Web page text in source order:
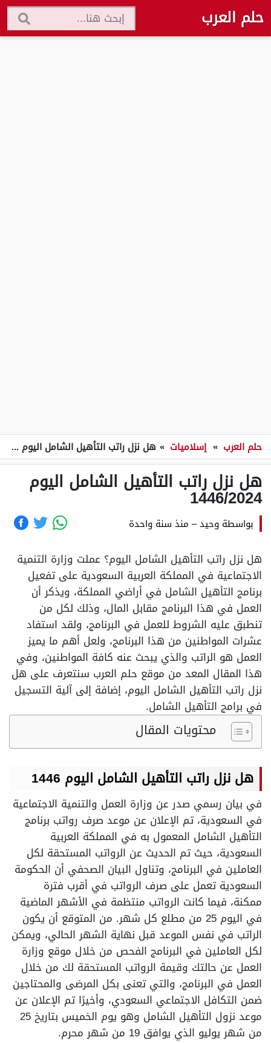
حلم العرب
حلم العرب » إسلاميات » هل نزل راتب التأهيل الشامل اليوم 1446/2024
هل نزل راتب التأهيل الشامل اليوم
1446/2024
بواسطة وحيد– منذ سنة واحدة
هل نزل راتب التأهيل الشامل اليوم؟ عملت وزارة التنمية
الاجتماعية في المملكة العربية السعودية على تفعيل
برنامج التأهيل الشامل في أراضي المملكة، ويذكر أن
العمل في هذا البرنامج مقابل المال، وذلك لكل من
تنطبق عليه الشروط للعمل في البرنامج، ولقد استفاد
عشرات المواطنين من هذا البرنامج، ولعل أهم ما يميز
العمل هو الراتب والذي يبحث عنه كافة المواطنين، وفي
هذا المقال المعد من موقع حلم العرب سنتعرف على هل
نزل راتب التأهيل الشامل اليوم، إضافة إلى آلية التسجيل
في برامج التأهيل الشامل.
محتويات المقال
هل نزل راتب التأهيل الشامل اليوم 1446
في بيان رسمي صدر عن وزارة العمل والتنمية الاجتماعية
في السعودية، تم الإعلان عن موعد صرف رواتب برنامج
التأهيل الشامل المعمول به في المملكة العربية
السعودية، حيث تم الحديث عن الرواتب المستحقة لكل
العاملين في البرنامج، وتناول البيان الصحفي أن الحكومة
السعودية تعمل على صرف الرواتب في أقرب فترة
ممكنة، فيما كانت الرواتب منتظمة في الأشهر الماضية
في اليوم 25 من مطلع كل شهر. من المتوقع أن يكون
الراتب في نفس الموعد قبل نهاية الشهر الحالي، ويمكن
لكل العاملين في البرنامج الفحص من خلال موقع وزارة
العمل عن حالتك وقيمة الرواتب المستحقة لك من خلال
العمل في البرنامج، والتي تعنى بكل المرضى والمحتاجين
ضمن التكافل الاجتماعي السعودي، وأخيرًا تم الإعلان عن
موعد نزول التأهيل الشامل وهو يوم الخميس بتاريخ 25
من شهر يوليو الذي يوافق 19 من شهر محرم.